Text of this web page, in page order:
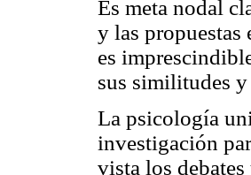
Es meta nodal
y las
es
sus similitudes
La psicología
investigación
vista los